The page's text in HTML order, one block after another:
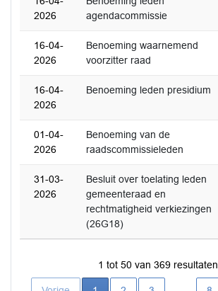
2026
agendacommissie
16-04-
2026
Benoeming waarnemend
voorzitter raad
16-04-
2026
Benoeming leden presidium
01-04-
2026
Benoeming van de
raadscommissieleden
31-03-
2026
Besluit over toelating leden
gemeenteraad en
rechtmatigheid verkiezingen
(26G18)
1 tot 50 van 369 resultaten